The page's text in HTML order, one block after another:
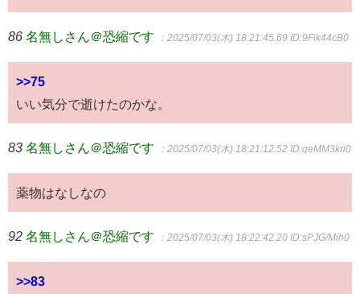
86 名無しさん＠恐縮です ：2025/07/03(木) 18:21:45.69 ID:9Fik44cB0
>>75
いい気分で逝けたのかな。
83 名無しさん＠恐縮です ：2025/07/03(木) 18:21:12.52 ID:qeMM3kri0
薬物はなしなの
92 名無しさん＠恐縮です ：2025/07/03(木) 18:22:42.20 ID:sPJG/Mih0
>>83